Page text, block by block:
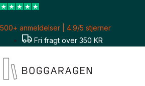
Gå
indholdet
500+ anmeldelser | 4.9/5 stjerner
Fri fragt over 350 KR